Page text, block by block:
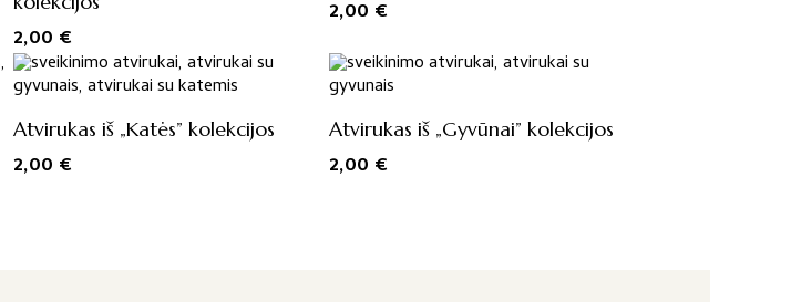
2,00 €
2,00 €
Atvirukas iš „Katės” kolekcijos
2,00 €
Atvirukas iš „Gyvūnai” kolekcijos
2,00 €